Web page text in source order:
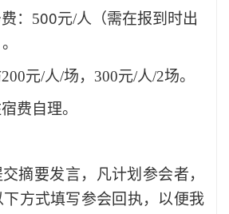
： 500元/人（需在报到时出
200元/人/场， 300元/人/2场。
费自理。
摘要发言，凡计划参会者，
方式填写参会回执，以便我